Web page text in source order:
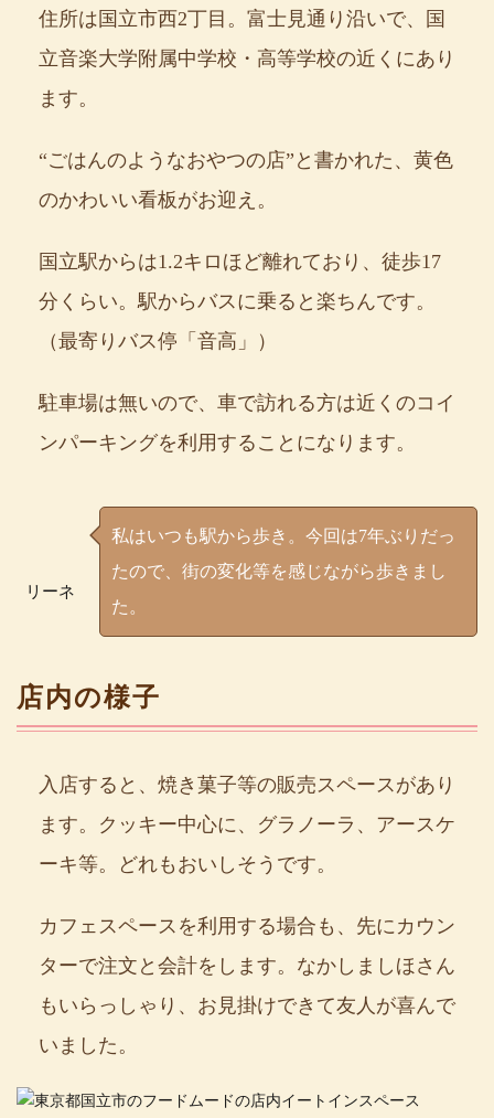
住所は国立市西2丁目。富士見通り沿いで、国
立音楽大学附属中学校・高等学校の近くにあり
ます。
“ごはんのようなおやつの店”と書かれた、黄色
のかわいい看板がお迎え。
国立駅からは1.2キロほど離れており、徒歩17
分くらい。駅からバスに乗ると楽ちんです。
（最寄りバス停「音高」）
駐車場は無いので、車で訪れる方は近くのコイ
ンパーキングを利用することになります。
リーネ
私はいつも駅から歩き。今回は7年ぶりだっ
たので、街の変化等を感じながら歩きまし
た。
店内の様子
入店すると、焼き菓子等の販売スペースがあり
ます。クッキー中心に、グラノーラ、アースケ
ーキ等。どれもおいしそうです。
カフェスペースを利用する場合も、先にカウン
ターで注文と会計をします。なかしましほさん
もいらっしゃり、お見掛けできて友人が喜んで
いました。